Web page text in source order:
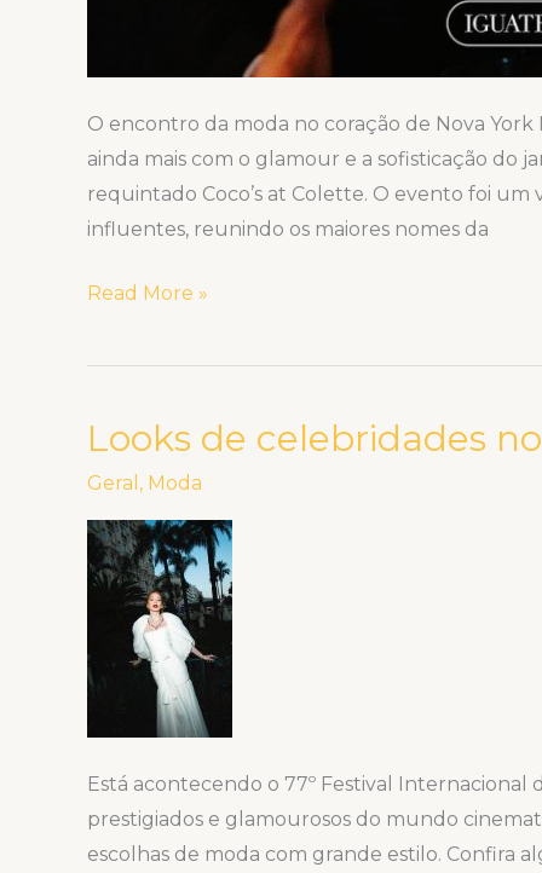
O encontro da moda no coração de Nova York
ainda mais com o glamour e a sofisticação do
requintado Coco’s at Colette. O evento foi
influentes, reunindo os maiores nomes da
Read More »
Looks de celebridades
Geral , Moda
Está acontecendo o 77º Festival Internacional
prestigiados e glamourosos do mundo
escolhas de moda com grande estilo. Confira
Looks
no
Festival
Cannes
2024